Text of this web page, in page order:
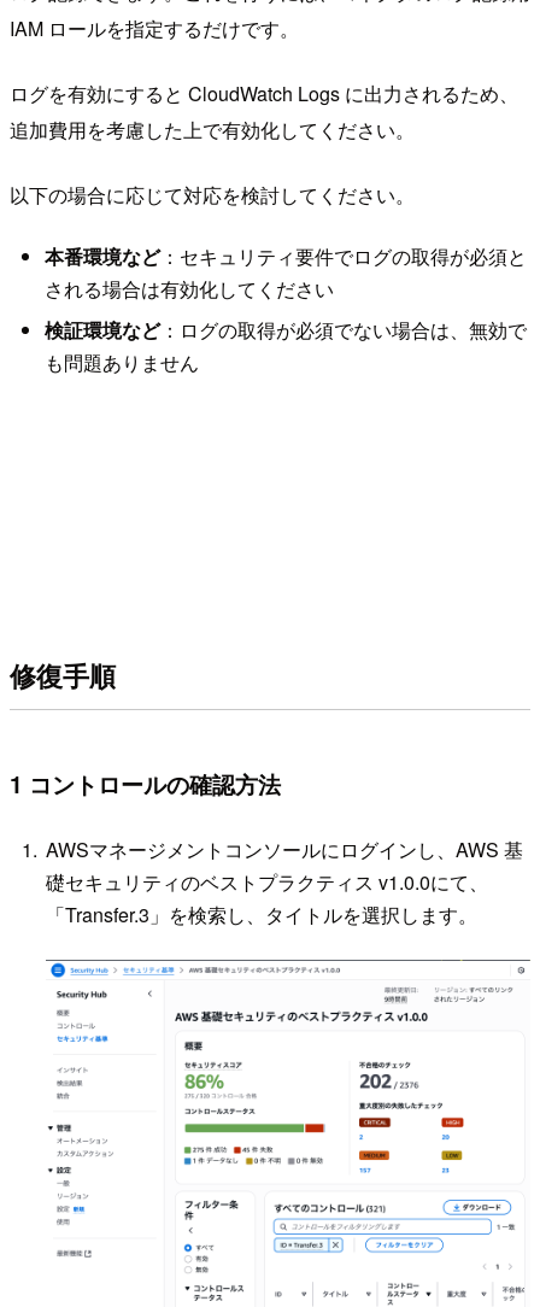
IAM ロールを指定するだけです。
ログを有効にすると CloudWatch Logs に出力されるため、
追加費用を考慮した上で有効化してください。
以下の場合に応じて対応を検討してください。
本番環境など：セキュリティ要件でログの取得が必須と
される場合は有効化してください
検証環境など：ログの取得が必須でない場合は、無効で
も問題ありません
修復手順
1 コントロールの確認方法
AWSマネージメントコンソールにログインし、AWS 基
礎セキュリティのベストプラクティス v1.0.0にて、
「Transfer.3」を検索し、タイトルを選択します。